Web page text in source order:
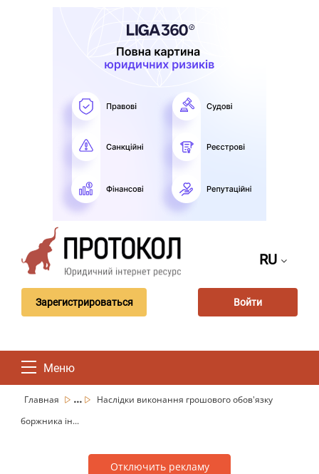
RU
Зарегистрироваться Войти
Меню
Главная ...
Наслідки виконання грошового обов'язку
боржника ін...
Отключить рекламу